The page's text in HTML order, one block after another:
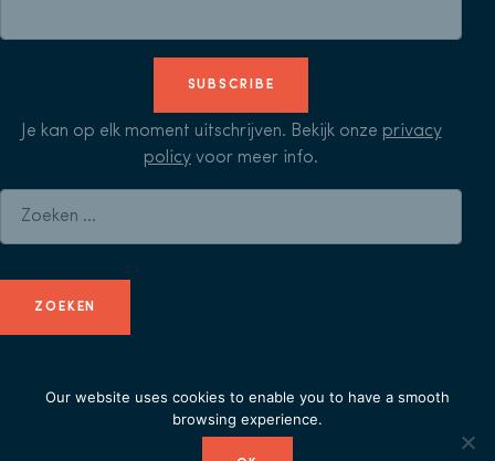
SUBSCRIBE
Je kan op elk moment uitschrijven. Bekijk onze privacy
policy voor meer info.
© Herculean Alliance - Member of Duval Union
policy
Our website uses cookies to enable you to have a smooth
browsing experience.